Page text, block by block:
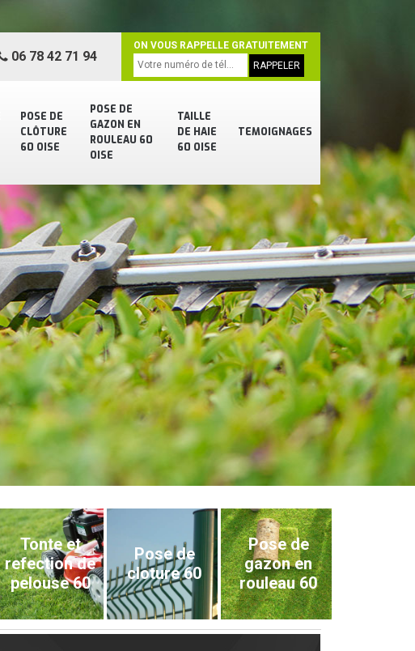
POSE DE
CLÔTURE
60 OISE
POSE DE
GAZON EN
ROULEAU 60
OISE
TAILLE
DE HAIE
60 OISE
TEMOIGNAGES
06 78 42 71 94
ON VOUS RAPPELLE GRATUITEMENT
Tonte et
refection de
pelouse 60
Pose de
cloture 60
Pose de
gazon en
rouleau 60